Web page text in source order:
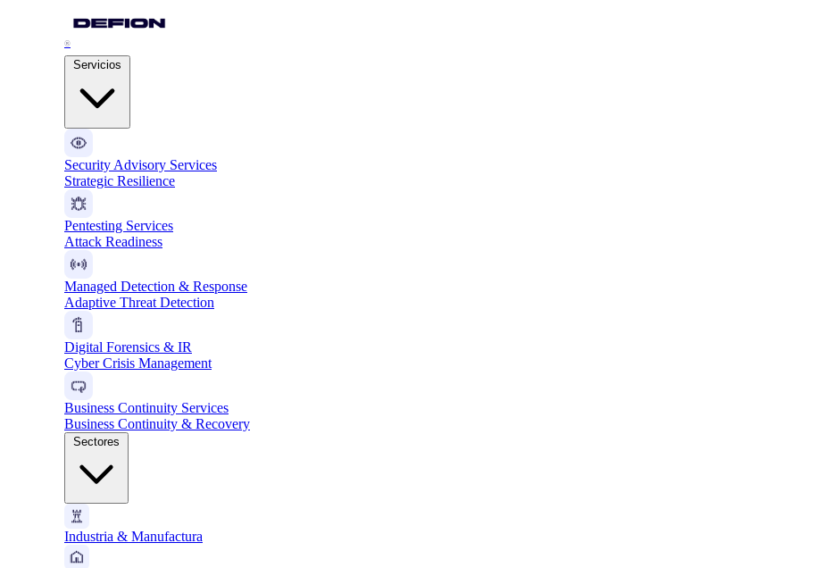
®
Security Advisory Services
Strategic Resilience
Pentesting Services
Attack Readiness
Managed Detection & Response
Adaptive Threat Detection
Digital Forensics & IR
Cyber Crisis Management
Business Continuity Services
Business Continuity & Recovery
Industria & Manufactura